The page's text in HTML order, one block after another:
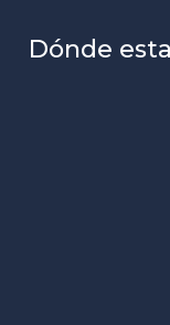
Dónde